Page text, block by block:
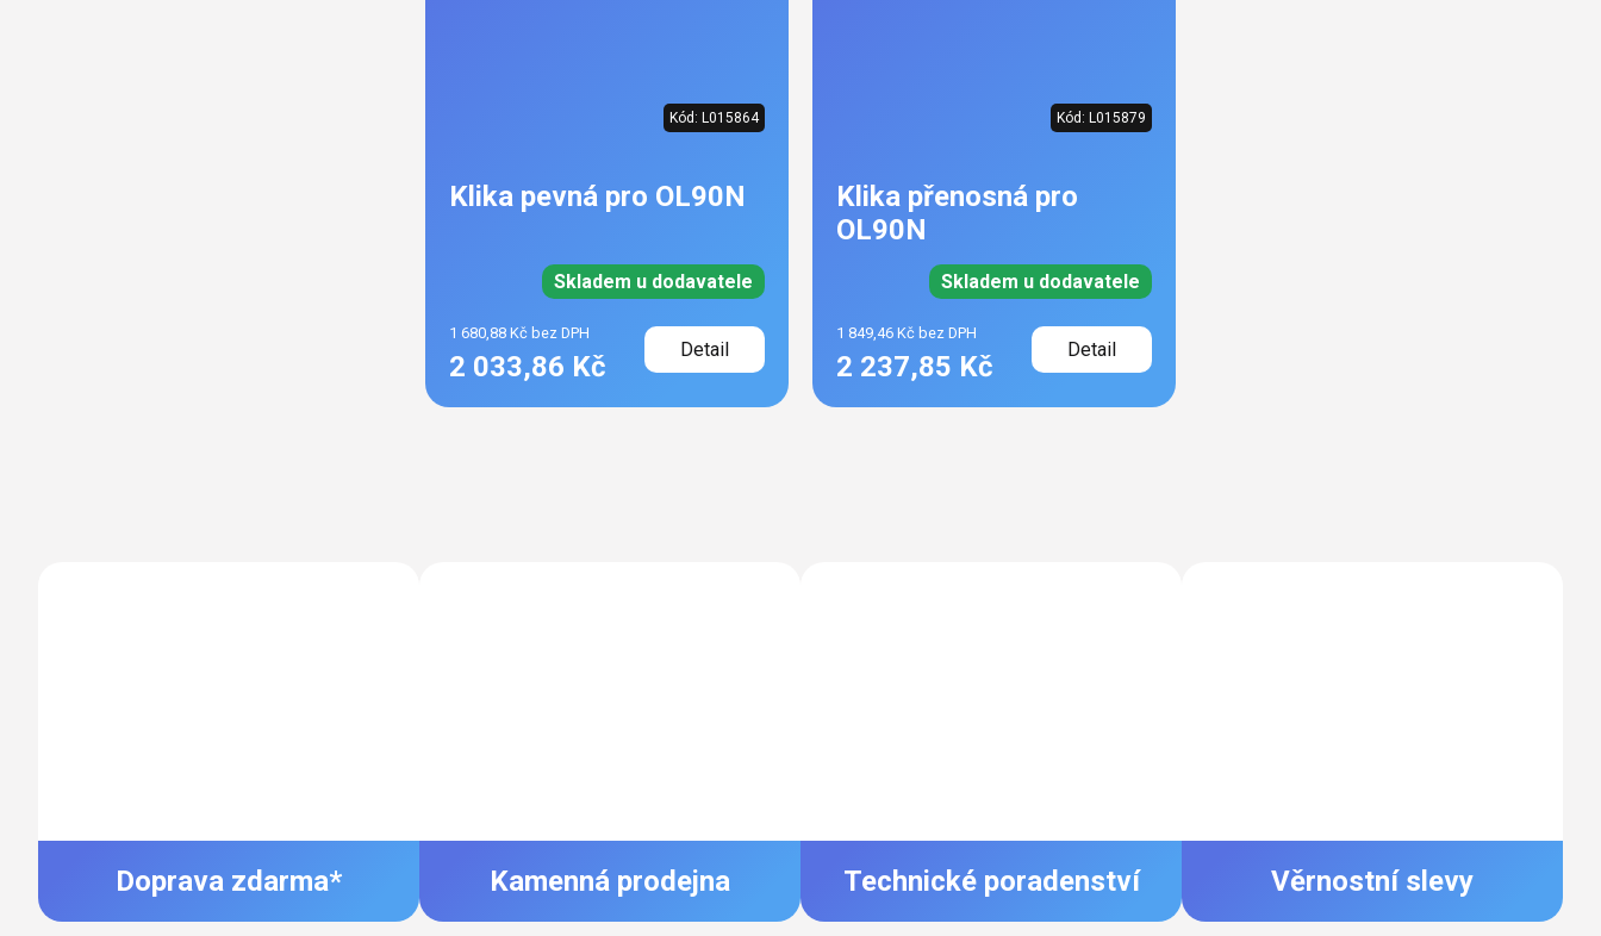
Kód: L015864
Klika pevná pro OL90N
Skladem u dodavatele
1 680,88 Kč bez DPH
2 033,86 Kč Detail
Kód: L015879
Klika přenosná pro
OL90N
Skladem u dodavatele
1 849,46 Kč bez DPH
2 237,85 Kč Detail
Doprava zdarma* Kamenná prodejna Technické poradenství Věrnostní slevy